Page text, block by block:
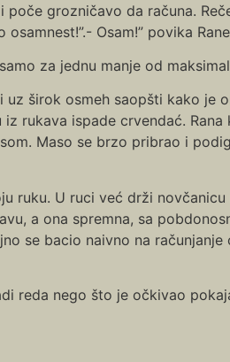
grozničavo da računa.
Osam!” povika
za jednu manje od
širok osmeh saopšti kako je
rukava ispade crvendać.
Maso se brzo pribrao i
ruku. U ruci već drži
a ona spremna, sa
se bacio naivno na
reda nego što je očkivao